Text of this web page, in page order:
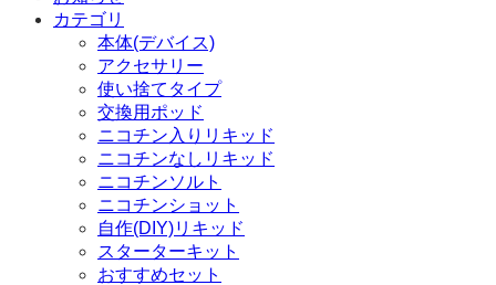
象:
カテゴリ
本体(デバイス)
アクセサリー
使い捨てタイプ
交換用ポッド
ニコチン入りリキッド
ニコチンなしリキッド
ニコチンソルト
ニコチンショット
自作(DIY)リキッド
スターターキット
おすすめセット